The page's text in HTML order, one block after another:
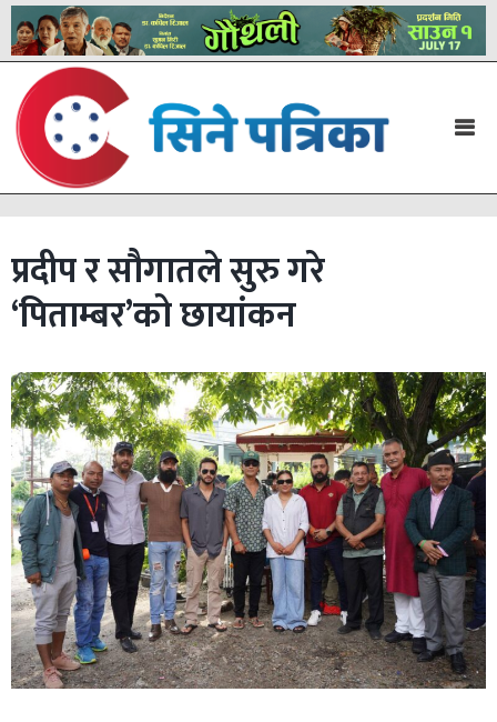
प्रदीप र सौगातले सुरु गरे
‘पिताम्बर’को छायांकन